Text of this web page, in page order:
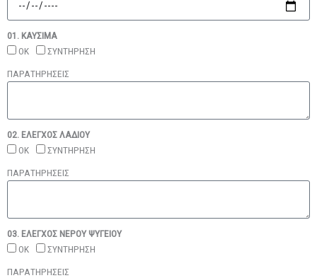
01. ΚΑΥΣΙΜΑ
ΟΚ
ΣΥΝΤΗΡΗΣΗ
ΠΑΡΑΤΗΡΗΣΕΙΣ
02. ΕΛΕΓΧΟΣ ΛΑΔΙΟΥ
ΟΚ
ΣΥΝΤΗΡΗΣΗ
ΠΑΡΑΤΗΡΗΣΕΙΣ
03. ΕΛΕΓΧΟΣ ΝΕΡΟΥ ΨΥΓΕΙΟΥ
ΟΚ
ΣΥΝΤΗΡΗΣΗ
ΠΑΡΑΤΗΡΗΣΕΙΣ